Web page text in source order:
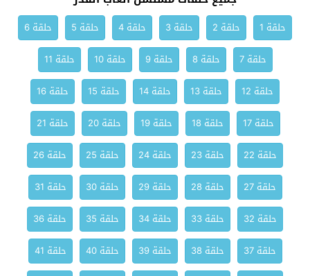
حلقة 1 حلقة 2 حلقة 3 حلقة 4 حلقة 5
حلقة 6
حلقة 7
حلقة 8 حلقة 9 حلقة 10
حلقة 11
حلقة 12
حلقة 13 حلقة 14 حلقة 15
حلقة 16
حلقة 17
حلقة 18 حلقة 19 حلقة 20
حلقة 21
حلقة 22
حلقة 23 حلقة 24 حلقة 25
حلقة 26
حلقة 27
حلقة 28 حلقة 29 حلقة 30
حلقة 31
حلقة 32
حلقة 33 حلقة 34 حلقة 35
حلقة 36
حلقة 37
حلقة 38 حلقة 39 حلقة 40
حلقة 41